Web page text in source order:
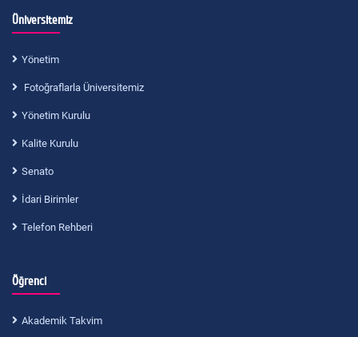
Üniversitemiz
Yönetim
Fotoğraflarla Üniversitemiz
Yönetim Kurulu
Kalite Kurulu
Senato
İdari Birimler
Telefon Rehberi
Öğrenci
Akademik Takvim